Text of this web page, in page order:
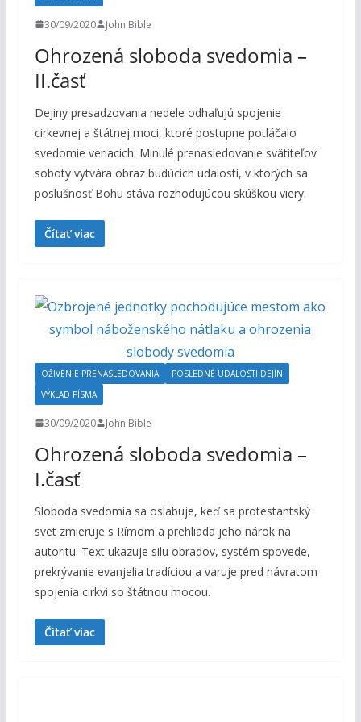
30/09/2020 John Bible
Ohrozená sloboda svedomia –
II.časť
Dejiny presadzovania nedele odhaľujú spojenie
cirkevnej a štátnej moci, ktoré postupne potláčalo
svedomie veriacich. Minulé prenasledovanie svätiteľov
soboty vytvára obraz budúcich udalostí, v ktorých sa
poslušnosť Bohu stáva rozhodujúcou skúškou viery.
Čítať viac
OŽIVENIE PRENASLEDOVANIA
POSLEDNÉ UDALOSTI DEJÍN
VÝKLAD PÍSMA
30/09/2020 John Bible
Ohrozená sloboda svedomia –
I.časť
Sloboda svedomia sa oslabuje, keď sa protestantský
svet zmieruje s Rímom a prehliada jeho nárok na
autoritu. Text ukazuje silu obradov, systém spovede,
prekrývanie evanjelia tradíciou a varuje pred návratom
spojenia cirkvi so štátnou mocou.
Čítať viac